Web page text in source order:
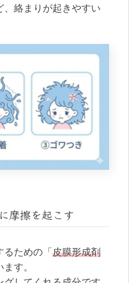
、絡まりが起きやすい
摩擦を起こす
ための「 皮膜形成剤
す。